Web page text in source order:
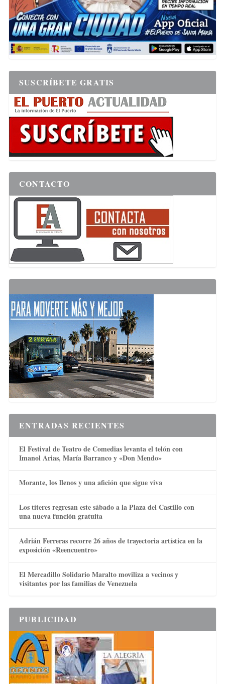
SUSCRÍBETE GRATIS
CONTACTO
ENTRADAS RECIENTES
El Festival de Teatro de Comedias levanta el telón con
Imanol Arias, María Barranco y «Don Mendo»
Morante, los llenos y una afición que sigue viva
Los títeres regresan este sábado a la Plaza del Castillo con
una nueva función gratuita
Adrián Ferreras recorre 26 años de trayectoria artística en la
exposición «Reencuentro»
El Mercadillo Solidario Maralto moviliza a vecinos y
visitantes por las familias de Venezuela
PUBLICIDAD